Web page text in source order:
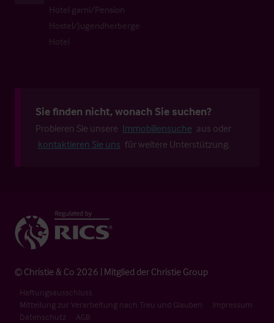
Hotel garni/Pension
Hostel/Jugendherberge
Hotel
Sie finden nicht, wonach Sie suchen?
Probieren Sie unsere Immobiliensuche aus oder
kontaktieren Sie uns für weitere Unterstützung.
© Christie & Co 2026 | Mitglied der Christie Group
Haftungsausschluss
Mitteilung zur Verarbeitung nach Treu und Glauben
Impressum
Datenschutz
AGB